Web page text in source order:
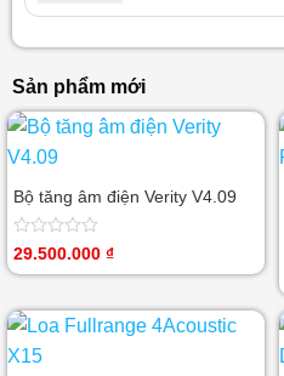
Sản phẩm mới
Bộ tăng âm điện Verity V4.09
Được
5
sao
29.500.000 ₫